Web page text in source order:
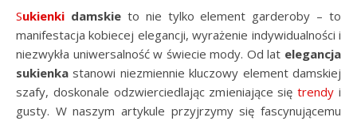
Sukienki damskieto nie tylko element garderoby – to
manifestacja kobiecej elegancji, wyrażenie indywidualności i
niezwykła uniwersalność w świecie mody. Od lat elegancja
sukienka stanowi niezmiennie kluczowy element damskiej
szafy, doskonale odzwierciedlając zmieniające siętrendy i
gusty. W naszym artykule przyjrzymy się fascynującemu